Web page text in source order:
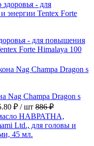
- для повышения
Forte Himalaya 100
Nag Champa Dragon s
₽ / шт 886 ₽